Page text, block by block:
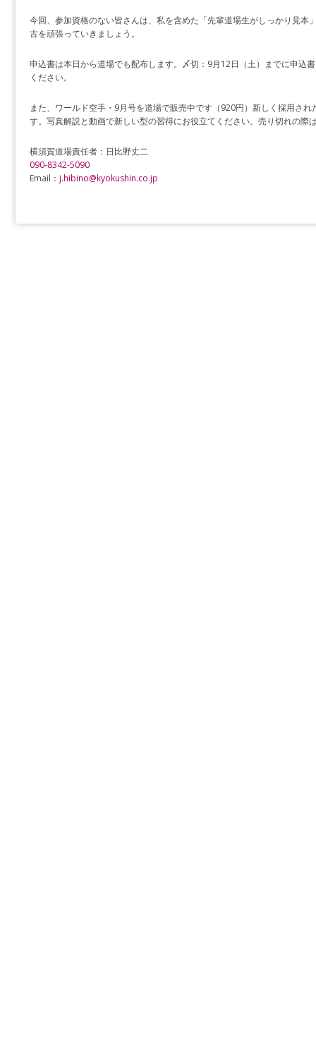
今回、参加資格のない皆さんは、私を含めた「先輩道場生がしっかり見本
古を頑張っていきましょう。
申込書は本日から道場でも配布します。〆切：9月12日（土）までに申込
ください。
また、ワールド空手・9月号を道場で販売中です（920円）新しく採用さ
す。写真解説と動画で新しい型の習得にお役立てください。売り切れの際
横須賀道場責任者：日比野丈二
090-8342-5090
Email： j.hibino@kyokushin.co.jp